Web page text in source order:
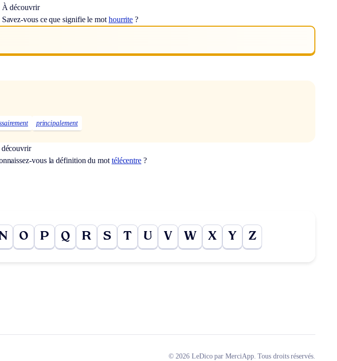
À découvrir
Savez-vous ce que signifie le mot hourrite ?
principalement
vous la définition du mot télécentre ?
O P Q R S T U V W X Y Z
© 2026 LeDico par MerciApp. Tous droits réservés.